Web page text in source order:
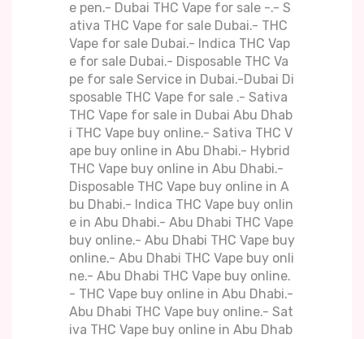
e pen.- Dubai THC Vape for sale -.- S
ativa THC Vape for sale Dubai.- THC
Vape for sale Dubai.- Indica THC Vap
e for sale Dubai.- Disposable THC Va
pe for sale Service in Dubai.-Dubai Di
sposable THC Vape for sale .- Sativa
THC Vape for sale in Dubai Abu Dhab
i THC Vape buy online.- Sativa THC V
ape buy online in Abu Dhabi.- Hybrid
THC Vape buy online in Abu Dhabi.-
Disposable THC Vape buy online in A
bu Dhabi.- Indica THC Vape buy onlin
e in Abu Dhabi.- Abu Dhabi THC Vape
buy online.- Abu Dhabi THC Vape buy
online.- Abu Dhabi THC Vape buy onli
ne.- Abu Dhabi THC Vape buy online.
- THC Vape buy online in Abu Dhabi.-
Abu Dhabi THC Vape buy online.- Sat
iva THC Vape buy online in Abu Dhab